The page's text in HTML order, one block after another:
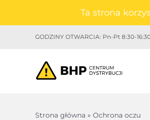
zawartościGODZINY OTWARCIA: Pn-Pt 8:30-
Strona główna » Ochrona oczu
Ta strona